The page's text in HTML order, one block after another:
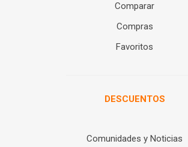
Comparar
Compras
Favoritos
DESCUENTOS
Comunidades y Noticias